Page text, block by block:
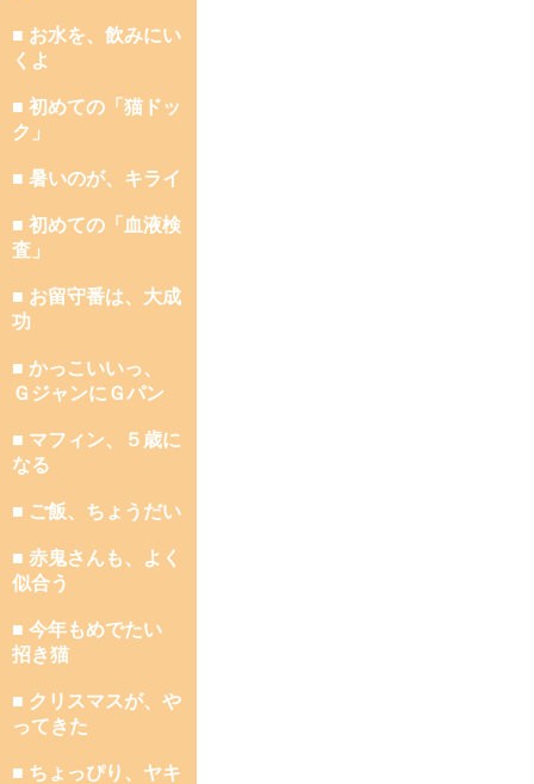
■ お水を、飲みにい
くよ
■ 初めての「猫ドッ
ク」
■ 暑いのが、キライ
■ 初めての「血液検
査」
■ お留守番は、大成
功
■ かっこいいっ、
ＧジャンにＧパン
■ マフィン、５歳に
なる
■ ご飯、ちょうだい
■ 赤鬼さんも、よく
似合う
■ 今年もめでたい
招き猫
■ クリスマスが、や
ってきた
■ ちょっぴり、ヤキ